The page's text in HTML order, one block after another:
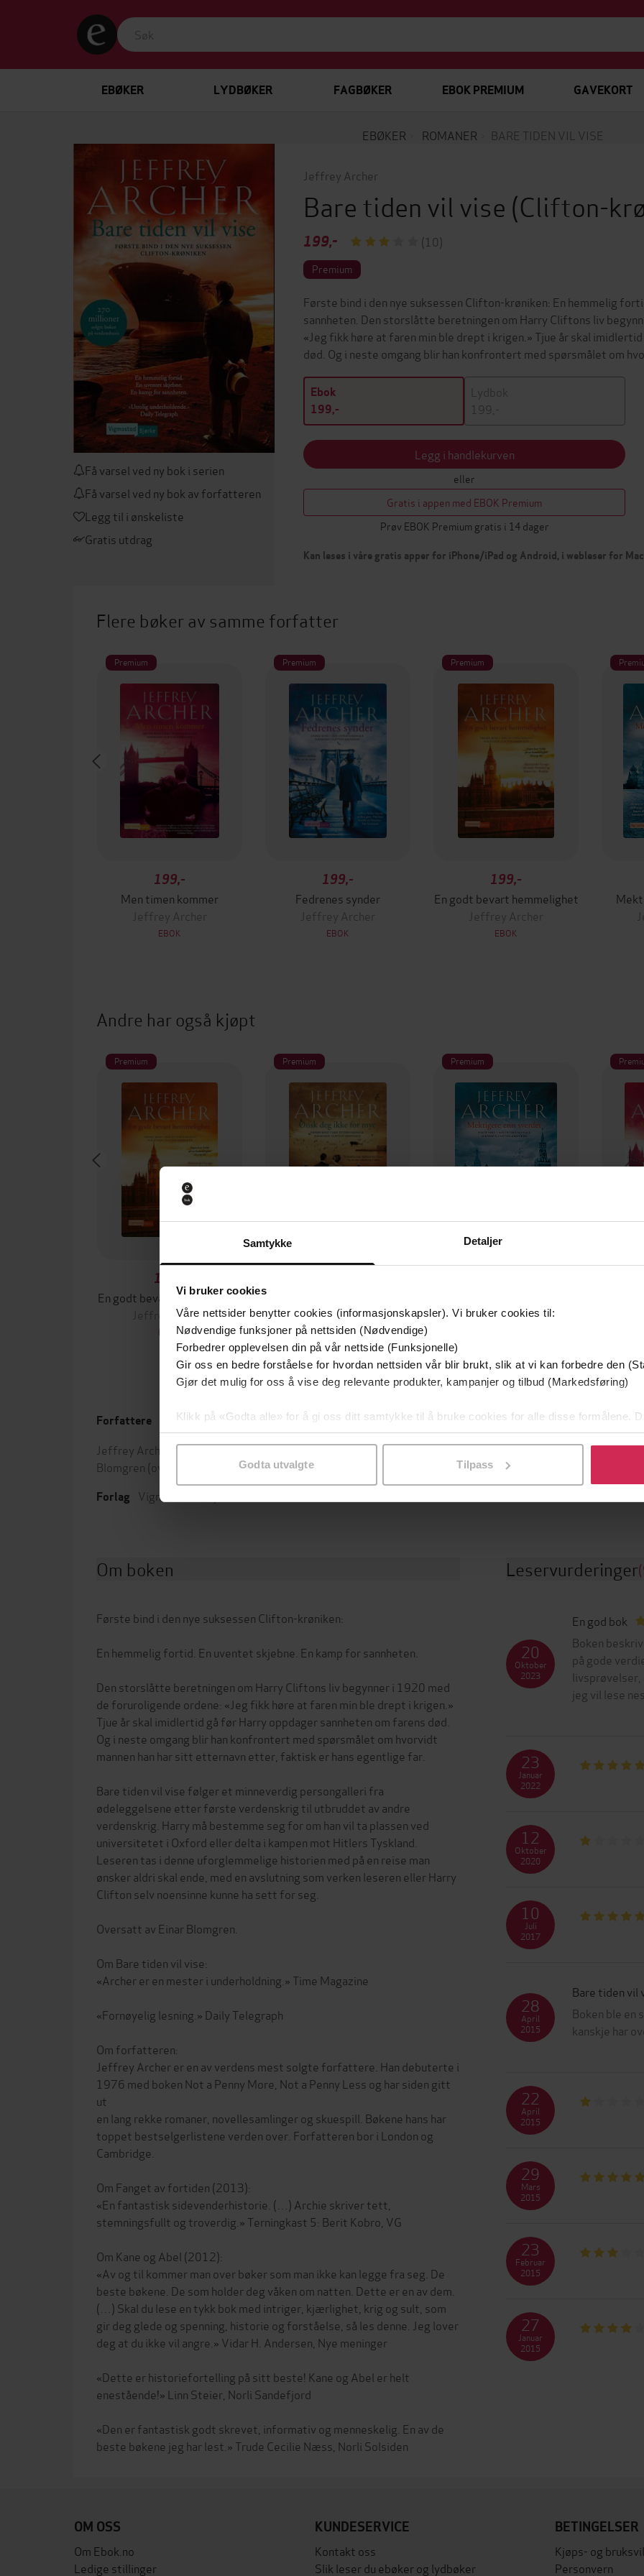
Samtykke Detaljer
Vi bruker cookies
Våre nettsider benytter cookies (informasjonskapsler). Vi bruker cookies til:
Nødvendige funksjoner på nettsiden (Nødvendige)
Forbedrer opplevelsen din på vår nettside (Funksjonelle)
Gir oss en bedre forståelse for hvordan nettsiden vår blir brukt, slik at vi kan forbedre den
Gjør det mulig for oss å vise deg relevante produkter, kampanjer og tilbud (Markedsføring)
Klikk på «Godta alle» for å gi oss ditt samtykke til å bruke cookies for alle disse formålene.
samtykke til spesifikke formål ved å klikke på «Tilpass». Du kan når som helst trekke
Godta utvalgte Tilpass
EBØKER LYDBØKER FAGBØKER EBOK PREMIUM GAVEKORT
EBØKER ROMANER BARE TIDEN VIL VISE
Få varsel ved ny bok i serien
Få varsel ved ny bok av forfatteren
Legg til i ønskeliste
Gratis utdrag
Jeffrey Archer
Bare tiden vil vise (Clifton-
199,- (10)
Premium
Første bind i den nye suksessen Clifton-krøniken: En hemmelig
sannheten. Den storslåtte beretningen om Harry Cliftons liv
«Jeg fikk høre at faren min ble drept i krigen.» Tjue år skal
død. Og i neste omgang blir han konfrontert med spørsmålet om
Ebok
199,-
Lydbok
199,-
Legg i handlekurven
eller
Gratis i appen med EBOK Premium
Prøv EBOK Premium gratis i 14 dager
Kan leses i våre gratis apper for iPhone/iPad og Android, i webleser for
Flere bøker av samme forfatter
Premium
199,-
Men timen kommer
Jeffrey Archer
EBOK
Premium
199,-
Fedrenes synder
Jeffrey Archer
EBOK
Premium
199,-
En godt bevart hemmelighet
Jeffrey Archer
EBOK
Andre har også kjøpt
Premium
199,-
En godt bevart hemmelighet
Jeffrey Archer
EBOK
Premium
Jeffrey Archer
EBOK
Premium
Jeffrey Archer
Forfattere
Jeffrey Archer (forfatter),Einar
Blomgren (oversetter)
Forlag Vigmostad & Bjørke
Utgitt 17.01.2014
437sider
Sjanger Skjønnlitteratur,Romaner
Serie Clifton-krøniken
1
Språk Bokmål
Om boken
Første bind i den nye suksessen Clifton-krøniken:
En hemmelig fortid. En uventet skjebne. En kamp for sannheten.
Den storslåtte beretningen om Harry Cliftons liv begynner i 1920 med
de foruroligende ordene: «Jeg fikk høre at faren min ble drept i krigen.»
Tjue år skal imidlertid gå før Harry oppdager sannheten om farens død.
Og i neste omgang blir han konfrontert med spørsmålet om hvorvidt
mannen han har sitt etternavn etter, faktisk er hans egentlige far.
Bare tiden vil vise følger et minneverdig persongalleri fra
ødeleggelsene etter første verdenskrig til utbruddet av andre
verdenskrig. Harry må bestemme seg for om han vil ta plassen ved
universitetet i Oxford eller delta i kampen mot Hitlers Tyskland.
Leseren tas i denne uforglemmelige historien med på en reise man
ønsker aldri skal ende, med en avslutning som verken leseren eller Harry
Clifton selv noensinne kunne ha sett for seg.
Oversatt av Einar Blomgren.
Om Bare tiden vil vise:
«Archer er en mester i underholdning.» Time Magazine
«Fornøyelig lesning.» Daily Telegraph
Om forfatteren:
Jeffrey Archer er en av verdens mest solgte forfattere. Han debuterte i
1976 med boken Not a Penny More, Not a Penny Less og har siden gitt
ut
en lang rekke romaner, novellesamlinger og skuespill. Bøkene hans har
toppet bestselgerlistene verden over. Forfatteren bor i London og
Cambridge.
Om Fanget av fortiden (2013):
«En fantastisk sidevenderhistorie. (…) Archie skriver tett,
stemningsfullt og troverdig.» Terningkast 5: Berit Kobro, VG
Om Kane og Abel (2012):
«Av og til kommer man over bøker som man ikke kan legge fra seg. De
beste bøkene. De som holder deg våken om natten. Dette er en av dem.
(…) Skal du lese en tykk bok med intriger, kjærlighet, krig og sult, som
gir deg glede og spenning, historie og forståelse, så les denne. Jeg lover
deg at du ikke vil angre.» Vidar H. Andersen, Nye meninger
«Dette er historiefortelling på sitt beste! Kane og Abel er helt
enestående!» Linn Steier, Norli Sandefjord
«Den er fantastisk godt skrevet, informativ og menneskelig. En av de
Leservurderinger
En god bok
Boken
på gode
livsprøvelser,
jeg vil lese
20
Oktober
2023
23
Januar
2022
12
Oktober
2020
10
Juli
2017
Bare tiden vil
Boken ble en
kanskje har
28
April
2015
22
April
2015
29
Mars
2015
23
Februar
2015
27
Januar
2015
OM OSS
Om Ebok.no
Ledige stillinger
KUNDESERVICE
Kontakt oss
Slik leser du ebøker og lydbøker
BETINGELSER
Kjøps- og
Personvern